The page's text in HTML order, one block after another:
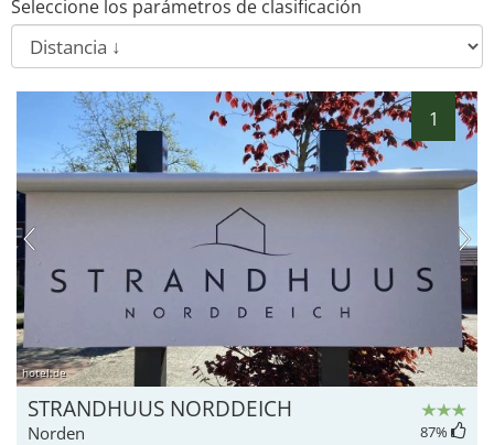
Seleccione los parámetros de clasificación
1
hotel.de
STRANDHUUS NORDDEICH
Norden 87%